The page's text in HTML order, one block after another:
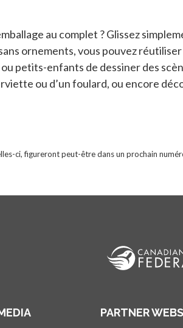
au complet ? Glissez
ornements, vous pouvez
petits-enfants de dessiner des
ou d’un foulard, ou encore
ci, figureront peut-être dans un prochain
PARTNER